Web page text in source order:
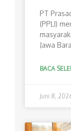
PT
(PPLI)
Jawa
BACA
Juni 8,